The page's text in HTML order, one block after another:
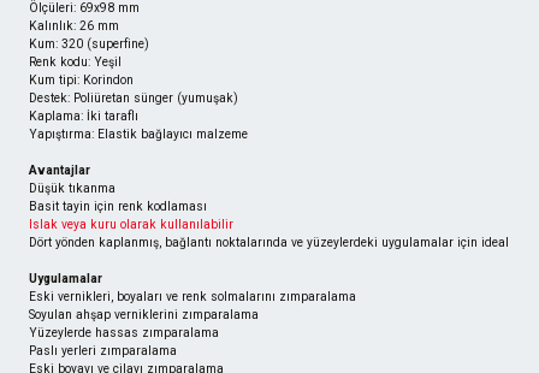
Ölçüleri: 69x98 mm
Kalınlık: 26 mm
Kum: 320 (superfine)
Renk kodu: Yeşil
Kum tipi: Korindon
Destek: Poliüretan sünger (yumuşak)
Kaplama: İki taraflı
Yapıştırma: Elastik bağlayıcı malzeme
Avantajlar
Düşük tıkanma
Basit tayin için renk kodlaması
Islak veya kuru olarak kullanılabilir
Dört yönden kaplanmış, bağlantı noktalarında ve yüzeylerdeki uygulamalar için ideal
Uygulamalar
Eski vernikleri, boyaları ve renk solmalarını zımparalama
Soyulan ahşap verniklerini zımparalama
Yüzeylerde hassas zımparalama
Paslı yerleri zımparalama
Eski boyayı ve cilayı zımparalama